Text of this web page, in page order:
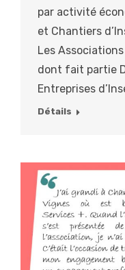
par activité
et Chantiers
Les
dont fait partie
Entreprises
Détails